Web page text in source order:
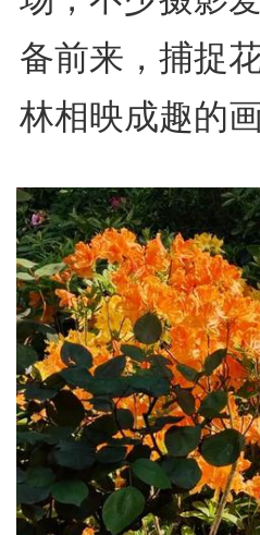
备前来，捕捉
林相映成趣的画